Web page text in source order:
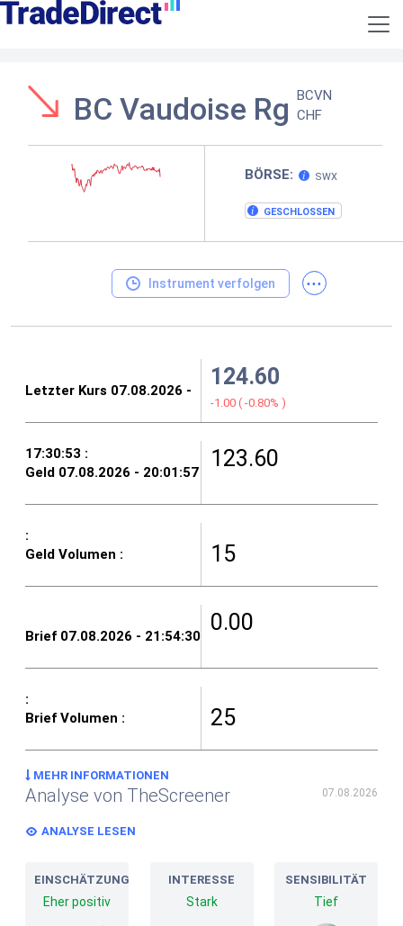
BC Vaudoise Rg BCVN
CHF
BÖRSE: SWX
GESCHLOSSEN
Instrument verfolgen ...
124.60
-1.00 ( -0.80% )
123.60
15
0.00
25
MEHR INFORMATIONEN
Analyse von TheScreener 07.08.2026
ANALYSE LESEN
EINSCHÄTZUNG
Eher positiv
INTERESSE
Stark
SENSIBILITÄT
Tief